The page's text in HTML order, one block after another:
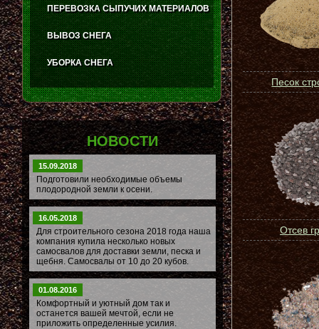
Песок
Отсев
ПЕРЕВОЗКА СЫПУЧИХ МАТЕРИАЛОВ
ВЫВОЗ СНЕГА
УБОРКА СНЕГА
НОВОСТИ
15.09.2018
Подготовили необходимые объемы
плодородной земли к осени.
16.05.2018
Для строительного сезона 2018 года наша
компания купила несколько новых
самосвалов для доставки земли, песка и
щебня. Самосвалы от 10 до 20 кубов.
01.08.2016
Комфортный и уютный дом так и
останется вашей мечтой, если не
приложить определенные усилия.